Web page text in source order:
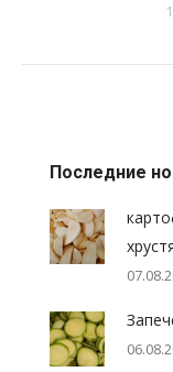
Последние